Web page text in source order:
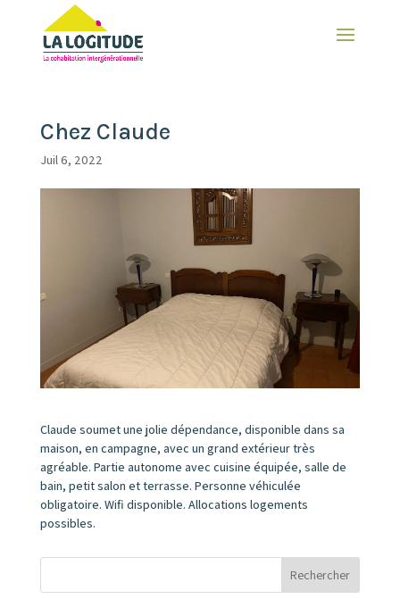
Chez Claude
Juil 6, 2022
Claude soumet une jolie dépendance, disponible dans sa
maison, en campagne, avec un grand extérieur très
agréable. Partie autonome avec cuisine équipée, salle de
bain, petit salon et terrasse. Personne véhiculée
obligatoire. Wifi disponible. Allocations logements
possibles.